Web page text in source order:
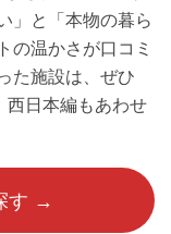
」と「本物の暮ら
の温かさが口コミ
た施設は、ぜひ
西日本編もあわせ
す →